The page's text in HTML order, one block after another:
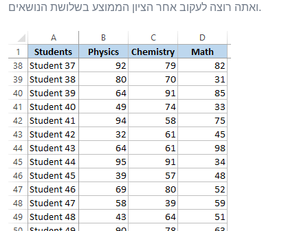
ואתה רוצה לעקוב אחר הציון הממוצע בשלושת הנושאים.